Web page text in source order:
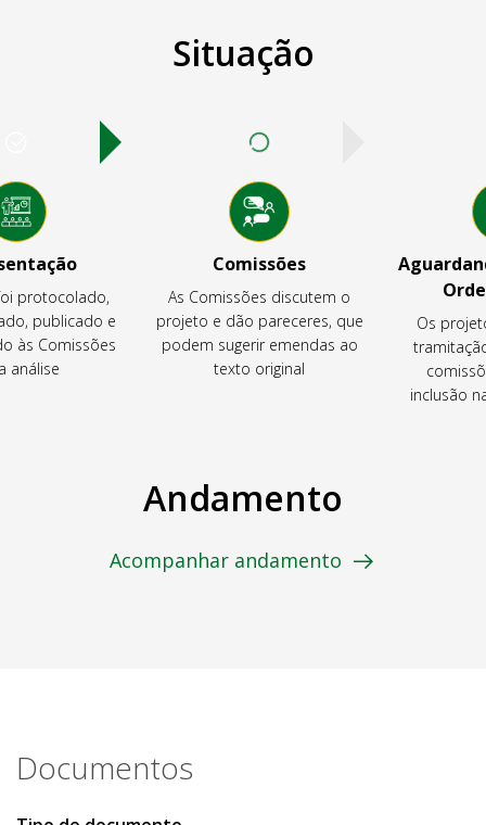
Situação
protocolado,
publicado e
às Comissões
análise
Comissões
As Comissões discutem o
projeto e dão pareceres, que
podem sugerir emendas ao
texto original
Os
inclusão
Andamento
Acompanhar andamento
Documentos